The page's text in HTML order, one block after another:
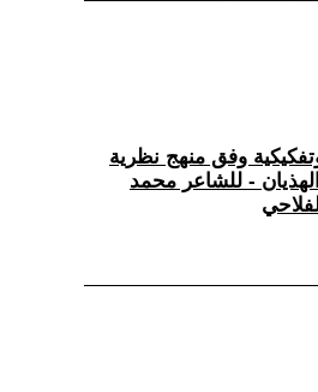
وتفكيكية وفق منهج نظرية
- للشاعر محمد